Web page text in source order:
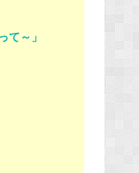
て～」